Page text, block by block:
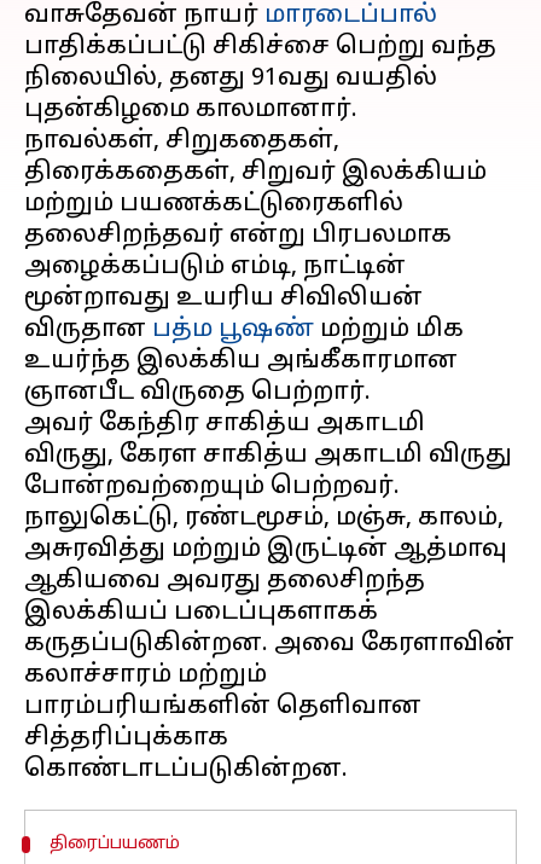
வாசுதேவன் நாயர் மாரடைப்பால்
பாதிக்கப்பட்டு சிகிச்சை பெற்று வந்த
நிலையில், தனது 91வது வயதில்
புதன்கிழமை காலமானார்.
நாவல்கள், சிறுகதைகள்,
திரைக்கதைகள், சிறுவர் இலக்கியம்
மற்றும் பயணக்கட்டுரைகளில்
தலைசிறந்தவர் என்று பிரபலமாக
அழைக்கப்படும் எம்டி, நாட்டின்
மூன்றாவது உயரிய சிவிலியன்
விருதான பத்ம பூஷண் மற்றும் மிக
உயர்ந்த இலக்கிய அங்கீகாரமான
ஞானபீட விருதை பெற்றார்.
அவர் கேந்திர சாகித்ய அகாடமி
விருது, கேரள சாகித்ய அகாடமி விருது
போன்றவற்றையும் பெற்றவர்.
நாலுகெட்டு, ரண்டமூசம், மஞ்சு, காலம்,
அசுரவித்து மற்றும் இருட்டின் ஆத்மாவு
ஆகியவை அவரது தலைசிறந்த
இலக்கியப் படைப்புகளாகக்
கருதப்படுகின்றன. அவை கேரளாவின்
கலாச்சாரம் மற்றும்
பாரம்பரியங்களின் தெளிவான
சித்தரிப்புக்காக
திரைப்பயணம்